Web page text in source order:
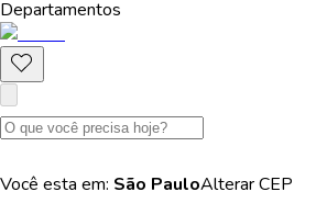
Departamentos
Você esta em: São PauloAlterarCEP